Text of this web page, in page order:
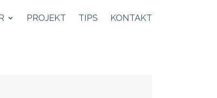
PROJEKT TIPS KONTAKT